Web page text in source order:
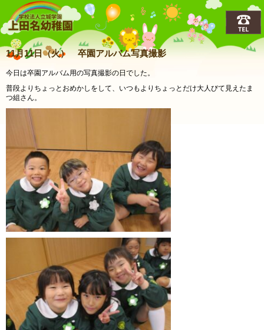
上田名(うえだな)幼稚園
11月11日（火） 卒園アルバム写真撮影
今日は卒園アルバム用の写真撮影の日でした。
普段よりちょっとおめかしをして、いつもよりちょっとだけ大人びて見えたま
つ組さん。